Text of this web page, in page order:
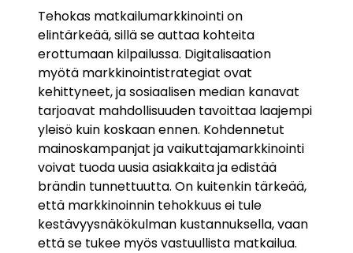
Tehokas matkailumarkkinointi on
elintärkeää, sillä se auttaa kohteita
erottumaan kilpailussa. Digitalisaation
myötä markkinointistrategiat ovat
kehittyneet, ja sosiaalisen median kanavat
tarjoavat mahdollisuuden tavoittaa laajempi
yleisö kuin koskaan ennen. Kohdennetut
mainoskampanjat ja vaikuttajamarkkinointi
voivat tuoda uusia asiakkaita ja edistää
brändin tunnettuutta. On kuitenkin tärkeää,
että markkinoinnin tehokkuus ei tule
kestävyysnäkökulman kustannuksella, vaan
että se tukee myös vastuullista matkailua.